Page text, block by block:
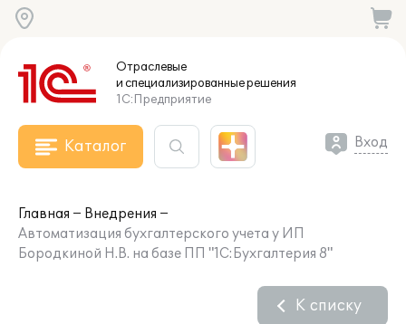
Отраслевые
и специализированныерешения
1С:Предприятие
Каталог Вход
Главная
Внедрения
Автоматизация бухгалтерского учета у ИП
Бородкиной Н.В. на базе ПП "1С:Бухгалтерия 8"
К списку